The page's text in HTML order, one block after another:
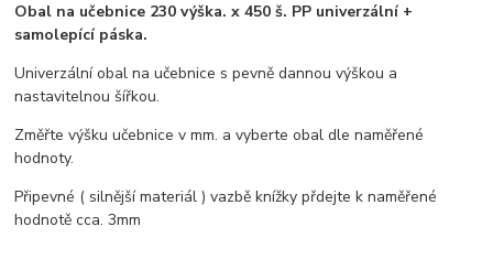
Obal na učebnice 230 výška. x 450 š. PP univerzální +
samolepící páska.
Univerzální obal na učebnice s pevně dannou výškou a
nastavitelnou šířkou.
Změřte výšku učebnice v mm. a vyberte obal dle naměřené
hodnoty.
Připevné ( silnější materiál ) vazbě knížky přdejte k naměřené
hodnotě cca. 3mm